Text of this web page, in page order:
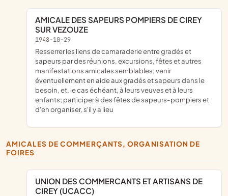
AMICALE DES SAPEURS POMPIERS DE CIREY
SUR VEZOUZE
1948-10-29
resserrer les liens de camaraderie entre gradés et
sapeurs par des réunions, excursions, fêtes et autres
manifestations amicales semblables; venir
éventuellement en aide aux gradés et sapeurs dans le
besoin, et, le cas échéant, à leurs veuves et à leurs
enfants; participer à des fêtes de sapeurs-pompiers et
d'en organiser, s'il y a lieu
AMICALES DE COMMERÇANTS, ORGANISATION DE
FOIRES
UNION DES COMMERCANTS ET ARTISANS DE
CIREY (UCACC)